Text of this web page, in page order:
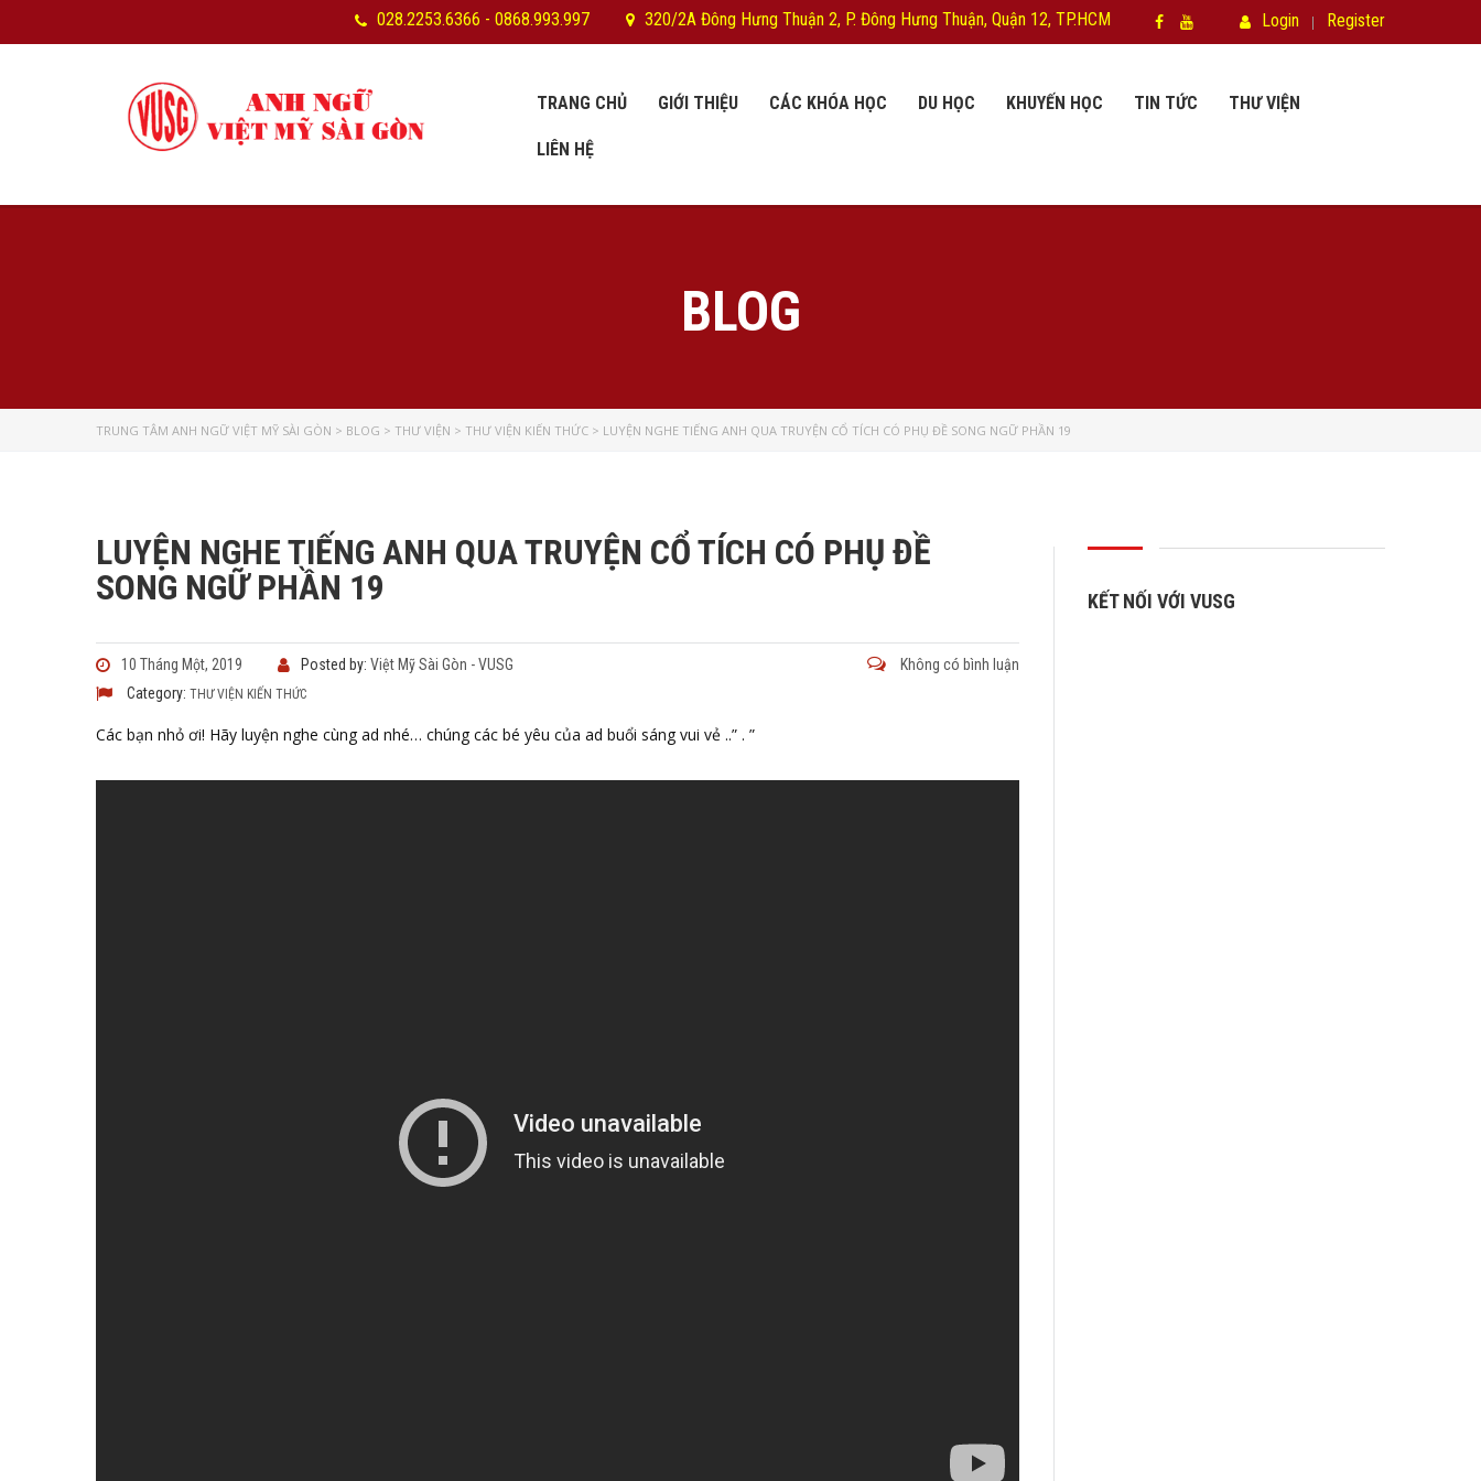
Login Register
320/2A Đông Hưng Thuận 2, P. Đông Hưng Thuận, Quận 12, TP.HCM
028.2253.6366 - 0868.993.997
TRANG CHỦ GIỚI THIỆU CÁC KHÓA HỌC DU HỌC KHUYẾN HỌC TIN TỨC THƯ VIỆN
LIÊN HỆ
BLOG
TRUNG TÂM ANH NGỮ VIỆT MỸ SÀI GÒN > BLOG > THƯ VIỆN > THƯ VIỆN KIẾN THỨC > LUYỆN NGHE TIẾNG ANH QUA TRUYỆN CỔ TÍCH CÓ PHỤ ĐỀ SONG NGỮ PHẦN 19
LUYỆN NGHE TIẾNG ANH QUA TRUYỆN CỔ TÍCH CÓ PHỤ ĐỀ
SONG NGỮ PHẦN 19
10 Tháng Một, 2019 Posted by: Việt Mỹ Sài Gòn - VUSG
Category: THƯ VIỆN KIẾN THỨC
Không có bình luận
Các bạn nhỏ ơi! Hãy luyện nghe cùng ad nhé… chúng các bé yêu của ad buổi sáng vui vẻ ..” . ”
KẾT NỐI VỚI VUSG